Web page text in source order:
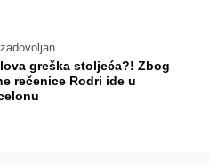
greška stoljeća?! Zbog
rečenice Rodri ide u